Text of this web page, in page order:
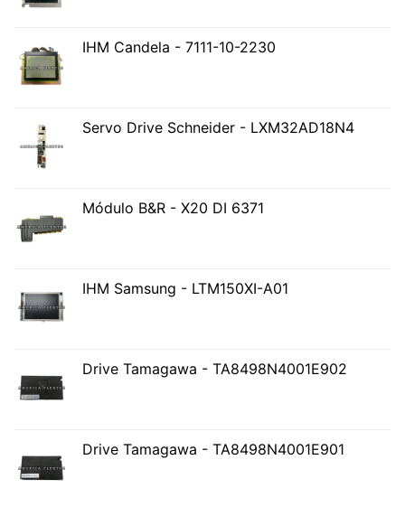
IHM Candela - 7111-10-2230
Servo Drive Schneider - LXM32AD18N4
Módulo B&R - X20 DI 6371
IHM Samsung - LTM150XI-A01
Drive Tamagawa - TA8498N4001E902
Drive Tamagawa - TA8498N4001E901